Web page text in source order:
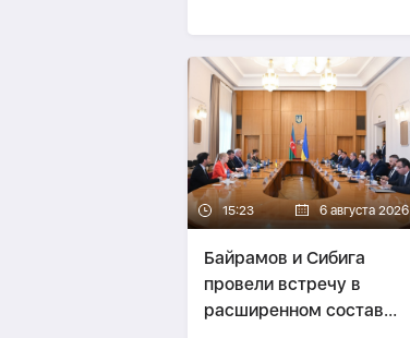
15:23 6 августа 2026
Байрамов и Сибига
провели встречу в
расширенном составе-